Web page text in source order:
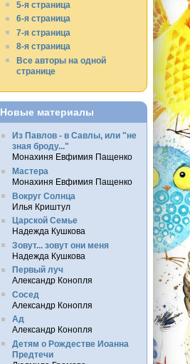
5-я страница
6-я страница
7-я страница
8-я страница
Все авторы на одной
странице
Новые материалы
Из Павлов - в Савлы, или "не
зная броду..."
Монахиня Евфимия Пащенко
Мастера
Монахиня Евфимия Пащенко
Вокруг Солнца
Илья Криштул
Царской Семье
Надежда Кушкова
Зовут... зовут они меня
Надежда Кушкова
Первый луч
Александр Конопля
Сосед
Александр Конопля
Ад
Александр Конопля
Детям о Рождестве Иоанна
Предтечи